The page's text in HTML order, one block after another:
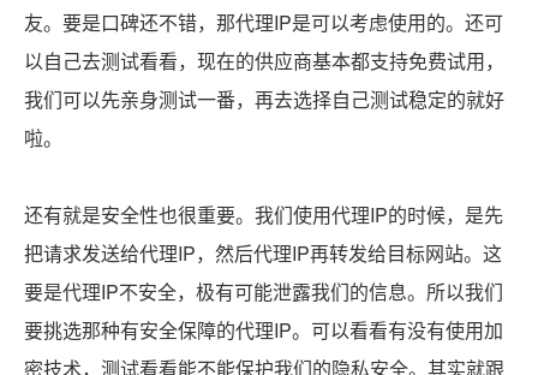
友。要是口碑还不错，那代理IP是可以考虑使用的。还可
以自己去测试看看，现在的供应商基本都支持免费试用，
我们可以先亲身测试一番，再去选择自己测试稳定的就好
啦。
还有就是安全性也很重要。我们使用代理IP的时候，是先
把请求发送给代理IP，然后代理IP再转发给目标网站。这
要是代理IP不安全，极有可能泄露我们的信息。所以我们
要挑选那种有安全保障的代理IP。可以看看有没有使用加
密技术，测试看看能不能保护我们的隐私安全。其实就跟